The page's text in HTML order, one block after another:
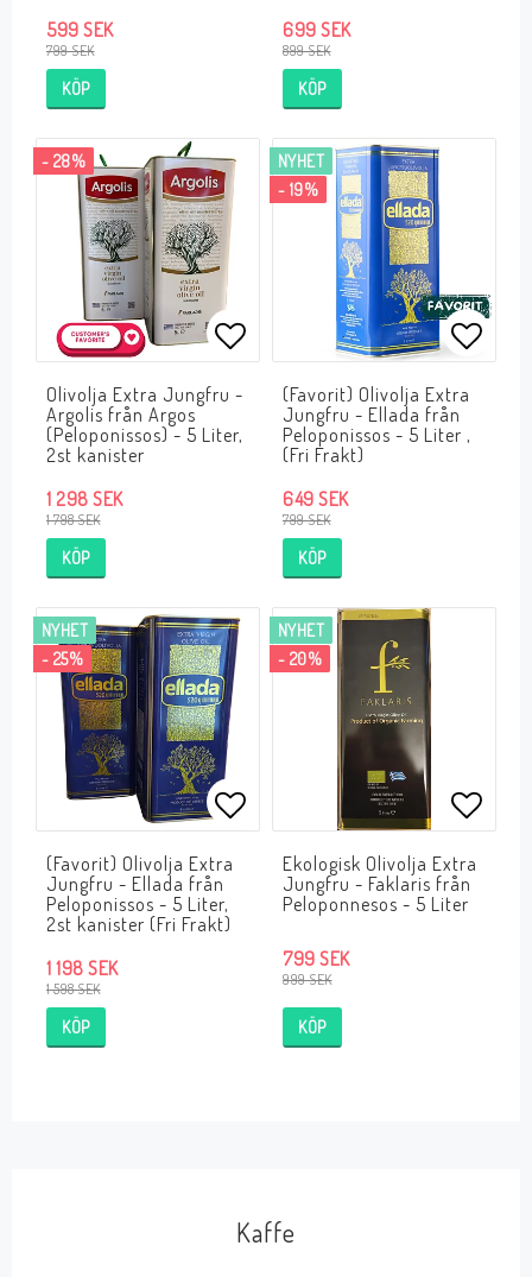
799 SEK
599 SEK
KÖP
899 SEK
699 SEK
KÖP
- 28%
Lägg till i favoritlistan
Olivolja Extra Jungfru -
Argolis från Argos
(Peloponissos) - 5 Liter,
2st kanister
1 798 SEK
1 298 SEK
KÖP
NYHET
- 19%
Lägg
(Favorit) Olivolja Extra
Jungfru - Ellada från
Peloponissos - 5 Liter ,
(Fri Frakt)
799 SEK
649 SEK
KÖP
NYHET
- 25%
Lägg till i favoritlistan
(Favorit) Olivolja Extra
Jungfru - Ellada från
Peloponissos - 5 Liter,
2st kanister (Fri Frakt)
1 598 SEK
1 198 SEK
KÖP
NYHET
- 20%
Lägg
Ekologisk Olivolja Extra
Jungfru - Faklaris från
Peloponnesos - 5 Liter
999 SEK
799 SEK
KÖP
Kaffe